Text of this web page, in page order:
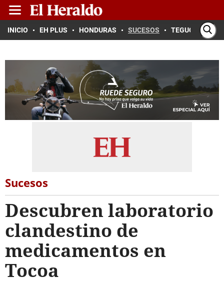
INICIO EH PLUS HONDURAS SUCESOS TEGUCIGALPA
Sucesos
Descubren laboratorio
clandestino de
medicamentos en
Tocoa